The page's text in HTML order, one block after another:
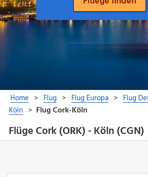
Flüge Cork (ORK) - Köln (CGN)